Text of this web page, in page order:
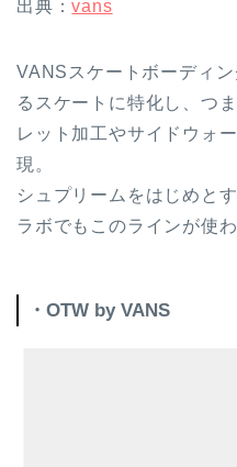
出典：vans
VANSスケートボーディ
るスケートに特化し、つ
レット加工やサイドウォ
現。
シュプリームをはじめと
ラボでもこのラインが使
・OTW by VANS